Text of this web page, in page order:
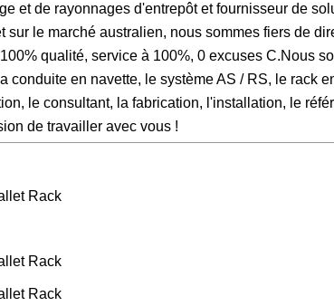
et de rayonnages d'entrepôt et fournisseur de
sur le marché australien, nous sommes fiers de
qualité, service à 100%, 0 excuses C.Nous
en navette, le système AS / RS, le rack
le consultant, la fabrication, l'installation, le
de travailler avec vous !